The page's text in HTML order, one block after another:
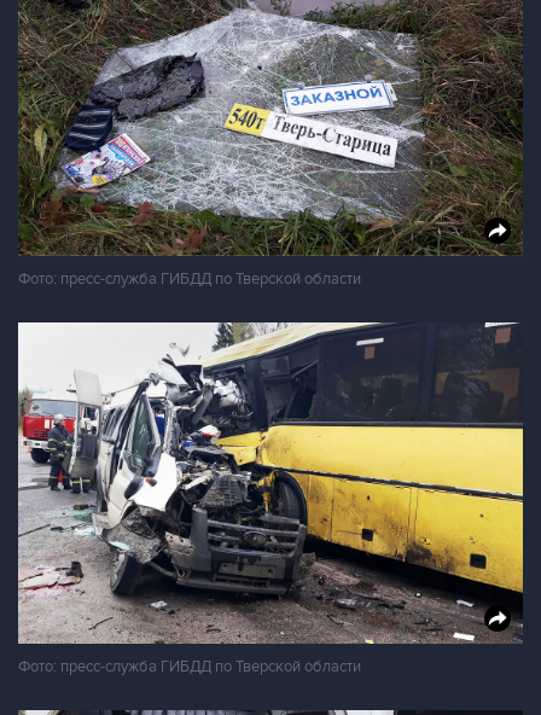
Фото: пресс-служба ГИБДД по Тверской области
Фото: пресс-служба ГИБДД по Тверской области